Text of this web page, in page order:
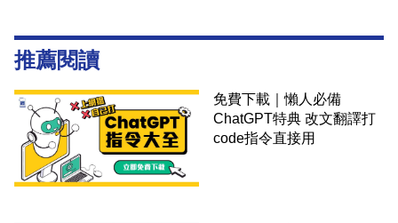
推薦閱讀
免費下載｜懶人必備
ChatGPT特典 改文翻譯打
code指令直接用